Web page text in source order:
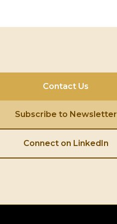
Contact Us
Subscribe to Newsletter
Connect on LinkedIn